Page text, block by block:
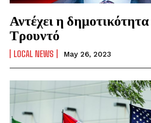
Αντέχει η
Τρουντό
LOCAL NEWS May 26, 2023